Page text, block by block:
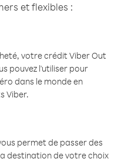
et flexibles :
votre crédit Viber Out
pouvez l'utiliser pour
dans le monde en
Viber.
permet de passer des
destination de votre choix